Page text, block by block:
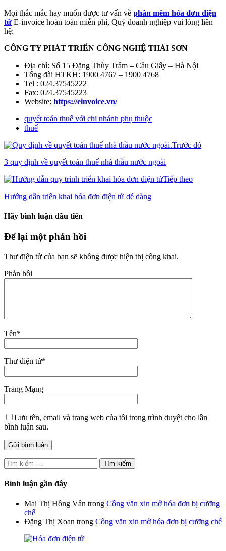
Mọi thắc mắc hay muốn được tư vấn về phần mềm hóa đơn điện
tử E-invoice hoàn toàn miễn phí, Quý doanh nghiệp vui lòng liên
hệ:
CÔNG TY PHÁT TRIỂN CÔNG NGHỆ THÁI SƠN
Địa chỉ: Số 15 Đặng Thùy Trâm – Cầu Giấy – Hà Nội
Tổng đài HTKH: 1900 4767 – 1900 4768
Tel : 024.37545222
Fax: 024.37545223
Website: https://einvoice.vn/
quyết toán thuế với chi nhánh phụ thuộc
thuế
Trước đó
3 quy định về quyết toán thuế nhà thầu nước ngoài
Tiếp theo
Hướng dẫn triển khai hóa đơn điện tử dễ dàng
Hãy bình luận đầu tiên
Để lại một phản hồi
Thư điện tử của bạn sẽ không được hiện thị công khai.
Phản hồi
Tên*
Thư điện tử*
Trang Mạng
Lưu tên, email và trang web của tôi trong trình duyệt cho lần
bình luận sau.
Tìm
kiếm
cho:
Bình luận gần đây
Mai Thị Hồng Vân trong Công văn xin mở hóa đơn bị cưỡng
chế
Đặng Thị Xoan trong Công văn xin mở hóa đơn bị cưỡng chế